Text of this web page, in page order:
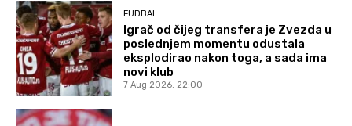
FUDBAL
Igrač od čijeg transfera je Zvezda u
poslednjem momentu odustala
eksplodirao nakon toga, a sada ima
novi klub
7 Aug 2026. 22:00